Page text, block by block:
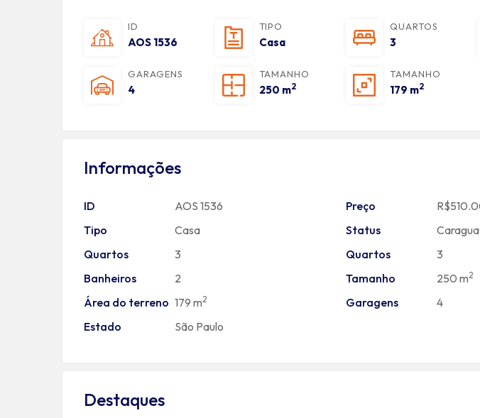
ID
AOS 1536
TIPO
Casa
QUARTOS
3
GARAGENS
4
TAMANHO
250 m2
TAMANHO
179 m2
Informações
ID AOS 1536 Preço
Tipo
Casa Status
Quartos
3 Quartos
3
Banheiros
2 Tamanho 250 m2
Área do terreno 179 m2 Garagens
4
Estado
São Paulo
Destaques